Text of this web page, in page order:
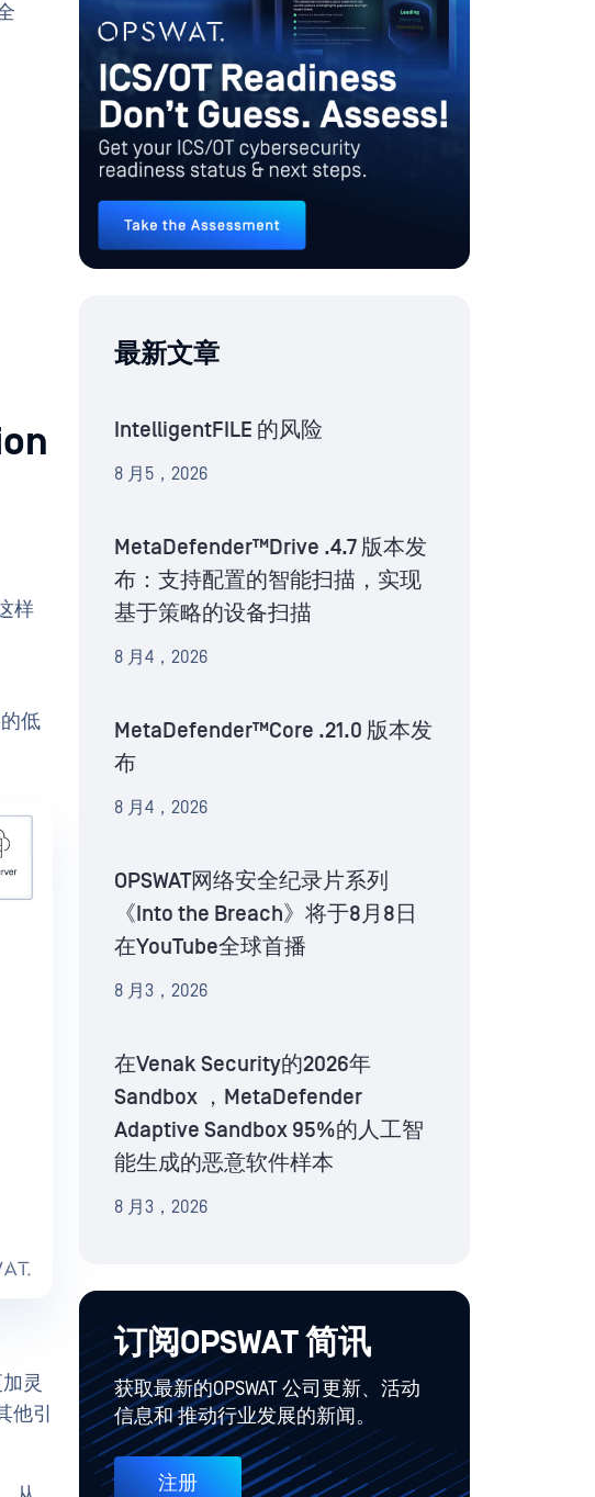
样
低
灵
他引
最新文章
IntelligentFILE 的风险
8 月5，2026
MetaDefender™Drive .4.7 版本发
布：支持配置的智能扫描，实现
基于策略的设备扫描
8 月4，2026
MetaDefender™Core .21.0 版本发
布
8 月4，2026
OPSWAT网络安全纪录片系列
《Into the Breach》将于8月8日
在YouTube全球首播
8 月3，2026
在Venak Security的2026年
Sandbox ，MetaDefender
Adaptive Sandbox 95%的人工智
能生成的恶意软件样本
8 月3，2026
订阅OPSWAT 简讯
获取最新的OPSWAT 公司更新、活动
信息和 推动行业发展的新闻。
注册